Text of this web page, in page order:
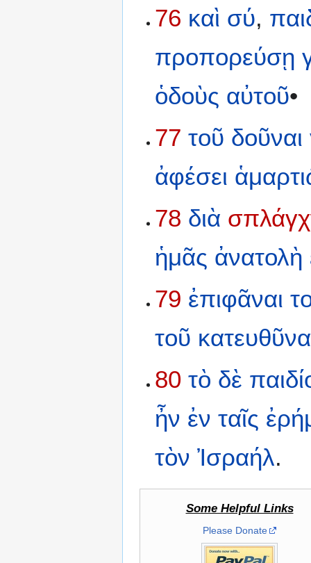
76 καὶ σύ,
προπορεύσῃ
ὁδοὺς αὐτοῦ•
77 τοῦ δοῦναι
ἀφέσει
78 διὰ
ἡμᾶς ἀνατολὴ
79 ἐπιφᾶναι
τοῦ
80 τὸ δὲ
ἦν ἐν ταῖς
τὸν Ἰσραήλ.
Some Helpful Links
Please Donate